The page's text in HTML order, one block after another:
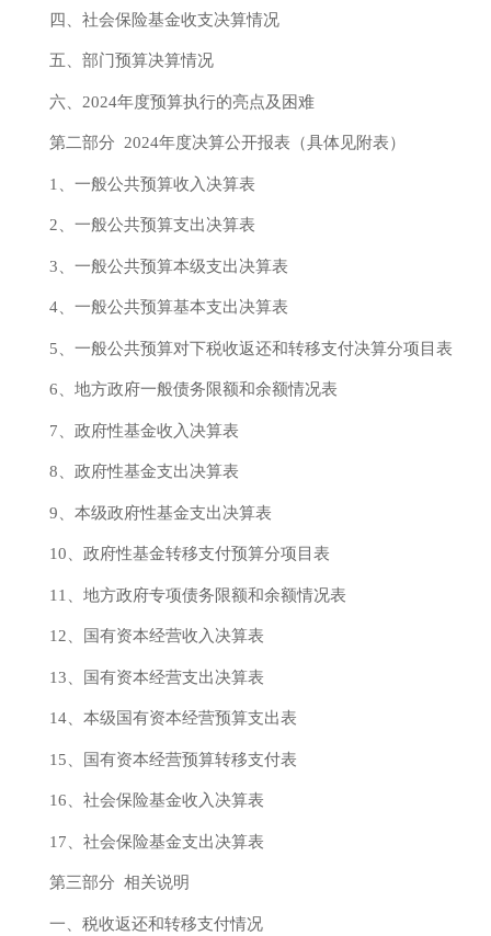
四、社会保险基金收支决算情况
五、部门预算决算情况
六、 2024年度预算执行的亮点及困难
第二部分 2024年度决算公开报表（具体见附表）
1、一般公共预算收入决算表
2、一般公共预算支出决算表
3、一般公共预算本级支出决算表
4、一般公共预算基本支出决算表
5、一般公共预算对下税收返还和转移支付决算分项目表
6、地方政府一般债务限额和余额情况表
7、政府性基金收入决算表
8、政府性基金支出决算表
9、本级政府性基金支出决算表
10、政府性基金转移支付预算分项目表
11、地方政府专项债务限额和余额情况表
12、国有资本经营收入决算表
13、国有资本经营支出决算表
14、本级国有资本经营预算支出表
15、国有资本经营预算转移支付表
16、社会保险基金收入决算表
17、社会保险基金支出决算表
第三部分 相关说明
一、税收返还和转移支付情况